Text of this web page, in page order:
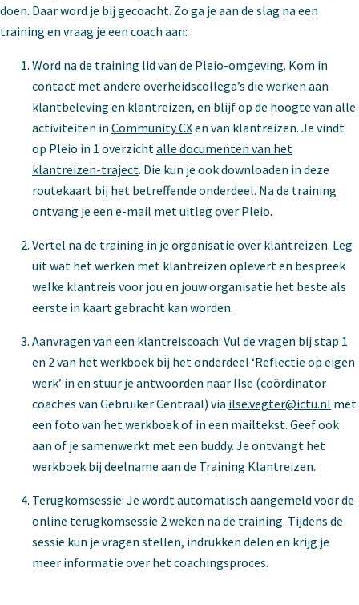
doen. Daar word je bij gecoacht. Zo ga je aan de slag na een
training en vraag je een coach aan:
Word na de training lid van de Pleio-omgeving. Kom in
contact met andere overheidscollega’s die werken aan
klantbeleving en klantreizen, en blijf op de hoogte van alle
activiteiten in Community CXen van klantreizen. Je vindt
op Pleio in 1 overzichtalle documenten van het
klantreizen-traject. Die kun je ook downloaden in deze
routekaart bij het betreffende onderdeel. Na de training
ontvang je een e-mail met uitleg over Pleio.
Vertel na de training in je organisatie over klantreizen. Leg
uit wat het werken met klantreizen oplevert en bespreek
welke klantreis voor jou en jouw organisatie het beste als
eerste in kaart gebracht kan worden.
Aanvragen van een klantreiscoach: Vul de vragen bij stap 1
en 2 van het werkboek bij het onderdeel ‘Reflectie op eigen
werk’ in en stuur je antwoorden naar Ilse (coördinator
coaches van Gebruiker Centraal) via ilse.vegter@ictu.nl met
een foto van het werkboek of in een mailtekst. Geef ook
aan of je samenwerkt met een buddy. Je ontvangt het
werkboek bij deelname aan de Training Klantreizen.
Terugkomsessie: Je wordt automatisch aangemeld voor de
online terugkomsessie 2 weken na de training. Tijdens de
sessie kun je vragen stellen, indrukken delen en krijg je
meer informatie over het coachingsproces.